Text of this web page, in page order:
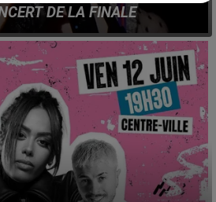
DE LA FINALE
officiel de la compétition, cette